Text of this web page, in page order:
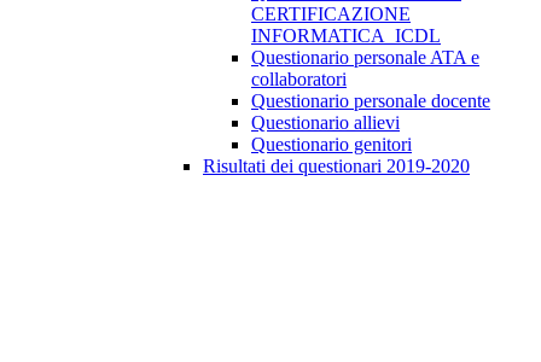
CERTIFICAZIONE
INFORMATICA_ICDL
Questionario personale ATA e
collaboratori
Questionario personale docente
Questionario allievi
Questionario genitori
Risultati dei questionari 2019-2020